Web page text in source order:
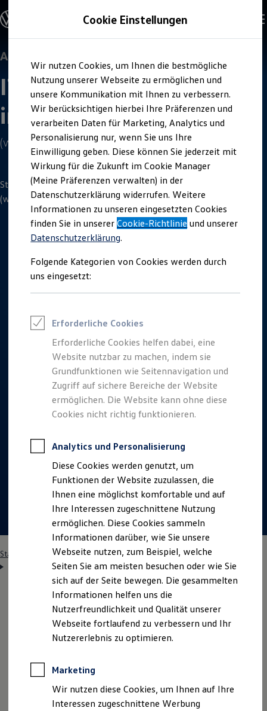
Hauptinhalt
springen
Footer
springen
Offene Stellen entdecken
Einstiegsmöglichkeiten
Schüler
Schülerpraktikum
Schüler Ferienjobs
Einstiegsqualifizierung
Studenten
Praktikum
Abschlussarbeit
Master-Stipendium
Auslandspraktikum
Jobs in Semesterferien
Werkstudentin / Werkstudent
Absolventen
StartUp Direct
Doktorandenprogramm
Volontariat
Berufserfahrene
Direkteinstieg
Jobs in der Volkswagen Group
Jobs in Produktion und Logistik
Talentpool für Fach- und Führungsexpertinnen
Arbeiten bei VW
Was uns ausmacht
Wir bei Volkswagen
Onboarding und Einarbeitung
Unternehmensbereiche
Standorte
Verhaltensgrundsätze
Karriere Magazin
Talentpool
Deine Bewerbung
Onlinebewerbung: So geht's
Bewerbungstipps
Eine Absage - was nun?
Anreise zu Interview oder AC
Kontakt und Hilfe
Barrierefrei bewerben
Triff unsere Recruiter
Events
Ausbildung
IT System­elektroniker
in
(w/m/d)
Starte deine Ausbildung 2027 als IT-System­elektroniker
(w/m/d) bei Volkswagen. Sichere dir deinen Ausbildungsplatz.
3Minuten
Startseite Einstiegsmöglichkeiten Schüler
Ausbildung
IT-Systemelektroniker/in (w/m/d)
Hinweis: Auf dieser Seite geht es im Detail um den
Ausbildungsberuf IT-System­elektroniker/-in (w/m/d).
Wenn du mehr zur Ausbildung bei Volkswagen
Cookie Einstellungen
Wir nutzen Cookies, um Ihnen die bestmögliche
Nutzung unserer Webseite zu ermöglichen und
unsere Kommunikation mit Ihnen zu verbessern.
Wir berücksichtigen hierbei Ihre Präferenzen und
verarbeiten Daten für Marketing, Analytics und
Personalisierung nur, wenn Sie uns Ihre
Einwilligung geben. Diese können Sie jederzeit mit
Wirkung für die Zukunft im Cookie Manager
(Meine Präferenzen verwalten) in der
Datenschutzerklärung widerrufen. Weitere
Informationen zu unseren eingesetzten Cookies
finden Sie in unsererCookie-Richtlinie und unserer
Datenschutzerklärung.
Folgende Kategorien von Cookies werden durch
uns eingesetzt:
Erforderliche Cookies
Erforderliche Cookies helfen dabei, eine
Website nutzbar zu machen, indem sie
Grundfunktionen wie Seitennavigation und
Zugriff auf sichere Bereiche der Website
ermöglichen. Die Website kann ohne diese
Cookies nicht richtig funktionieren.
Analytics und Personalisierung
Diese Cookies werden genutzt, um
Funktionen der Website zuzulassen, die
Ihnen eine möglichst komfortable und auf
Ihre Interessen zugeschnittene Nutzung
ermöglichen. Diese Cookies sammeln
Informationen darüber, wie Sie unsere
Webseite nutzen, zum Beispiel, welche
Seiten Sie am meisten besuchen oder wie Sie
sich auf der Seite bewegen. Die gesammelten
Informationen helfen uns die
Nutzerfreundlichkeit und Qualität unserer
Webseite fortlaufend zu verbessern und Ihr
Nutzererlebnis zu optimieren.
Marketing
Wir nutzen diese Cookies, um Ihnen auf Ihre
Interessen zugeschnittene Werbung